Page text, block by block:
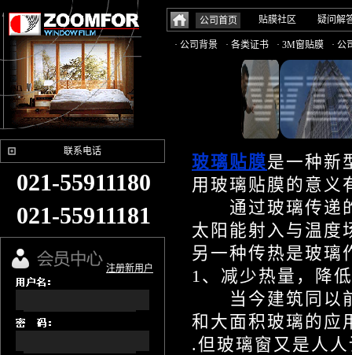
公司首页 贴膜社区 疑问解
· 公司背景 · 各类证书 · 3M窗贴膜 · 公
联系电话
021-55911180
021-55911181
注册新用户
玻璃贴膜是一种新
用玻璃贴膜的意义
通过玻璃传递的
太阳能射入与温度
另一种传热是玻璃
1、减少热量，降
当今建筑同以前
和大面积玻璃的应
.但玻璃窗又是人